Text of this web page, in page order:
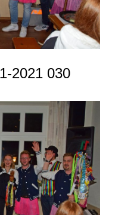
2021 030